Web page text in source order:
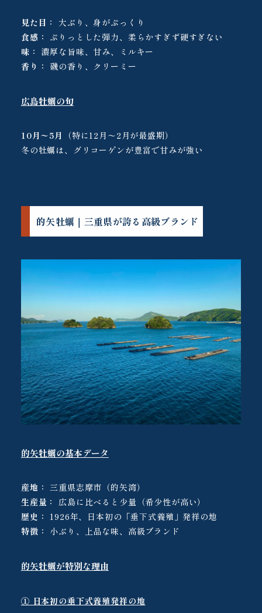
見た目： 大ぶり、身がぷっくり
食感： ぷりっとした弾力、柔らかすぎず硬すぎない
味： 濃厚な旨味、甘み、ミルキー
香り： 磯の香り、クリーミー
広島牡蠣の旬
10月〜5月
（特に12月〜2月が最盛期）
冬の牡蠣は、グリコーゲンが豊富で甘みが強い
的矢牡蠣｜三重県が誇る高級ブランド
的矢牡蠣の基本データ
産地： 三重県志摩市（的矢湾）
生産量：
広島に比べると少量（希少性が高い）
歴史： 1926年、日本初の「垂下式養殖」発祥の地
特徴： 小ぶり、上品な味、高級ブランド
的矢牡蠣が特別な理由
① 日本初の垂下式養殖発祥の地